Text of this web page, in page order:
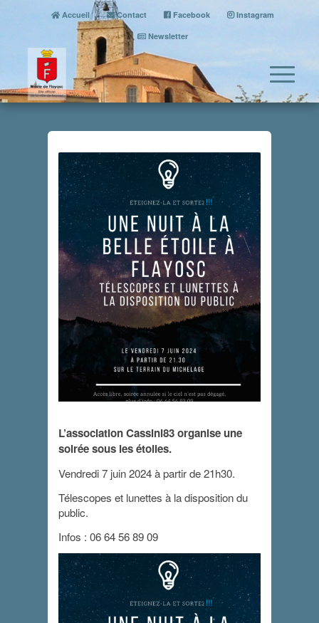
Accueil Contact Facebook
Instagram
Newsletter
Une nuit à la belle
étoile
7 juin 2024 - 21 h 30 min- 22 h 30 min
L’association Cassini83 organise une
soirée sous les étoiles.
Vendredi 7 juin 2024 à partir de 21h30.
Télescopes et lunettes à la disposition du
public.
Infos : 06 64 56 89 09